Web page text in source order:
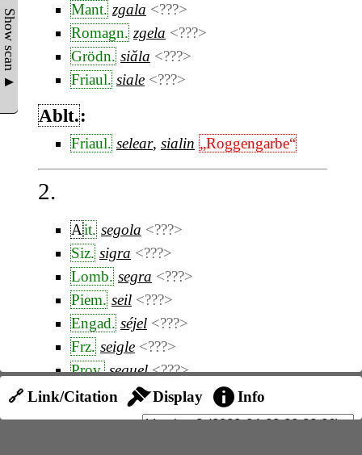
Show scan ▲
Mant. zgala <???>
Romagn. zgela <???>
Grödn. siăla <???>
Friaul. siale <???>
Ablt.:
Friaul. selear, sialin „Roggengarbe“
2.
Ait. segola <???>
Siz. sigra <???>
Lomb. segra <???>
Piem. seil <???>
Engad. séjel <???>
Frz. seigle <???>
Prov. seguel <???>
Kat. segle <???>
🔗 Link/Citation Display Info